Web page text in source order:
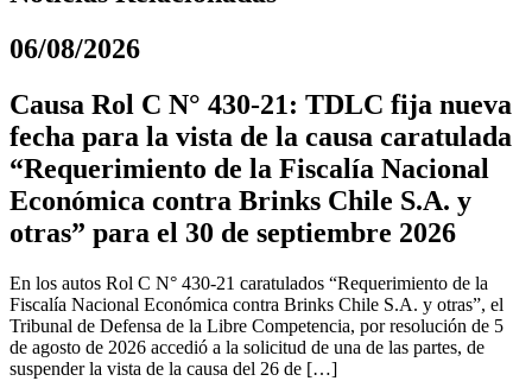
06/08/2026
Causa Rol C N° 430-21: TDLC fija nueva
fecha para la vista de la causa caratulada
“Requerimiento de la Fiscalía Nacional
Económica contra Brinks Chile S.A. y
otras” para el 30 de septiembre 2026
En los autos Rol C N° 430-21 caratulados “Requerimiento de la
Fiscalía Nacional Económica contra Brinks Chile S.A. y otras”, el
Tribunal de Defensa de la Libre Competencia, por resolución de 5
de agosto de 2026 accedió a la solicitud de una de las partes, de
suspender la vista de la causa del 26 de […]